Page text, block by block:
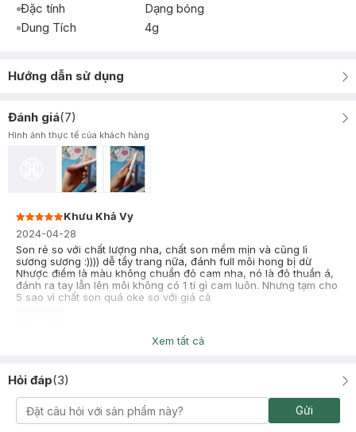
Đặc tính
Dạng bóng
Dung Tích
4g
Hướng dẫn sử dụng
Đánh giá(7)
Hình ảnh thực tế của khách hàng
Khưu Khả Vy
2024-04-28
Son rẻ so với chất lượng nha, chất son mềm mịn và cũng lì
sương sương :)))) dễ tẩy trang nữa, đánh full môi hong bị dừ
Nhược điểm là màu không chuẩn đỏ cam nha, nó là đỏ thuần á,
đánh ra tay lẫn lên môi không có 1 tí gì cam luôn. Nhưng tạm cho
5 sao vì chất son quá oke so với giá cả
2021-11-21
Dầy môi quá
Xem tất cả
Hỏi đáp(3)
Gửi